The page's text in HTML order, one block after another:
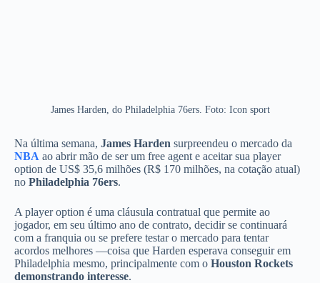
James Harden, do Philadelphia 76ers. Foto: Icon sport
Na última semana, James Harden surpreendeu o mercado da
NBA ao abrir mão de ser um free agent e aceitar sua player
option de US$ 35,6 milhões (R$ 170 milhões, na cotação atual)
no Philadelphia 76ers.
A player option é uma cláusula contratual que permite ao
jogador, em seu último ano de contrato, decidir se continuará
com a franquia ou se prefere testar o mercado para tentar
acordos melhores —coisa que Harden esperava conseguir em
Philadelphia mesmo, principalmente com o Houston Rockets
demonstrando interesse.